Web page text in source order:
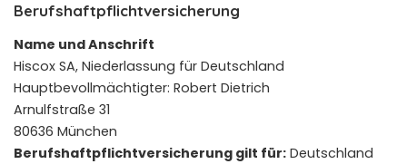
Berufshaftpflichtversicherung
Name und Anschrift
Hiscox SA, Niederlassung für Deutschland
Hauptbevollmächtigter: Robert Dietrich
Arnulfstraße 31
80636 München
Berufshaftpflichtversicherung gilt für: Deutschland